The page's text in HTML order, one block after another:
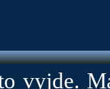
vyjde.